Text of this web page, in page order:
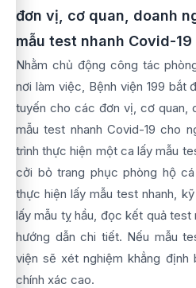
đơn vị, cơ quan, doanh
mẫu test nhanh Covid-
Nhằm chủ động công tác
nơi làm việc, Bệnh viện 199 bắt
tuyến cho các đơn vị, cơ quan,
mẫu test nhanh Covid-19 cho
trình thực hiện một ca lấy mẫu
cởi bỏ trang phục phòng hộ
thực hiện lấy mẫu test nhanh,
lấy mẫu tỵ hầu, đọc kết quả test
hướng dẫn chi tiết. Nếu mẫu
viện sẽ xét nghiệm khẳng định
chính xác cao.